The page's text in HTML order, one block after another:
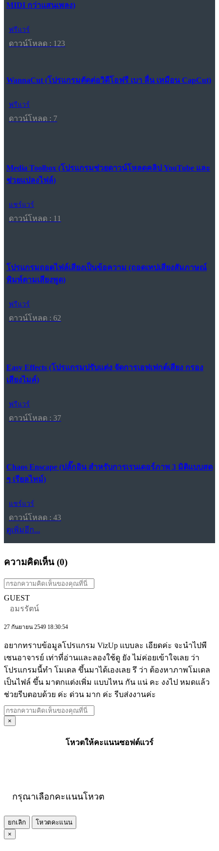
MIDI กว่าแสนเพลง)
ฟรีแวร์
ดาวน์โหลด : 123
WannaCut (โปรแกรมตัดต่อวิดีโอฟรี เบา ลื่น เหมือน CapCut)
ฟรีแวร์
ดาวน์โหลด : 7
Media Toolbox (โปรแกรมช่วยดาวน์โหลดคลิป YouTube และ
ช่วยแปลงไฟล์)
แชร์แวร์
ดาวน์โหลด : 11
โปรแกรมถอดไฟล์เสียงเป็นข้อความ (ถอดเทปเสียงสัมภาษณ์
พิมพ์ตามเสียงพูด)
ฟรีแวร์
ดาวน์โหลด : 62
Easy Effects (โปรแกรมปรับแต่ง จัดการเอฟเฟกต์เสียง กรอง
เสียงไมค์)
ฟรีแวร์
ดาวน์โหลด : 37
Chaos Enscape (ปลั๊กอิน สำหรับการเรนเดอร์ภาพ 3 มิติแบบสด
ๆ เรียลไทม์)
แชร์แวร์
ดาวน์โหลด : 43
ดูเพิ่มอีก...
ความคิดเห็น (0)
GUEST
อมรรัตน์
27 กันยายน 2549 18:30:54
อยากทราบข้อมูลโปรแกรม VizUp แบบละ เอียดค่ะ จะนำไปพี
เซนอาจารย์ เท่าที่อ่านและลองใช้ดู ยัง ไม่ค่อยเข้าใจเลย ว่า
โปรแกรมนี้ทำ โมเดล ขึ้นมาได้เองเลย รึ ว่า ต้องหาภาพโมเดล
เป็นไฟล์ ขึ้น มาตกแต่งเพิ่ม แบบไหน กัน แน่ คะ งงไป หมดแล้ว
ช่วยรีบตอบด้วย ค่ะ ด่วน มาก ค่ะ รีบส่งงานค่ะ
×
โหวตให้คะแนนซอฟต์แวร์
กรุณาเลือกคะแนนโหวต
ยกเลิก
โหวตคะแนน
×